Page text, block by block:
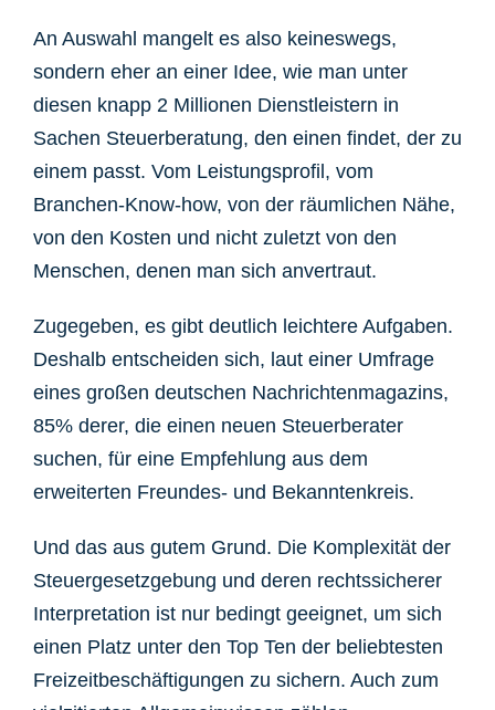
An Auswahl mangelt es also keineswegs,
sondern eher an einer Idee, wie man unter
diesen knapp 2 Millionen Dienstleistern in
Sachen Steuerberatung, den einen findet, der zu
einem passt. Vom Leistungsprofil, vom
Branchen-Know-how, von der räumlichen Nähe,
von den Kosten und nicht zuletzt von den
Menschen, denen man sich anvertraut.
Zugegeben, es gibt deutlich leichtere Aufgaben.
Deshalb entscheiden sich, laut einer Umfrage
eines großen deutschen Nachrichtenmagazins,
85% derer, die einen neuen Steuerberater
suchen, für eine Empfehlung aus dem
erweiterten Freundes- und Bekanntenkreis.
Und das aus gutem Grund. Die Komplexität der
Steuergesetzgebung und deren rechtssicherer
Interpretation ist nur bedingt geeignet, um sich
einen Platz unter den Top Ten der beliebtesten
Freizeitbeschäftigungen zu sichern. Auch zum